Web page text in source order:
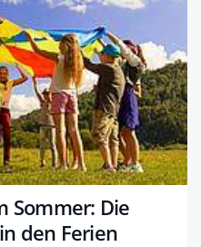
Sommer: Die
den Ferien